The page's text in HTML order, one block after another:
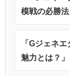
模戦の必勝法
「Gジェネ
魅力とは？」